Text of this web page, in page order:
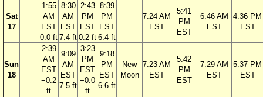
Sat
17
1:55
AM
EST
0.0 ft
8:30
AM
EST
7.4 ft
2:43
PM
EST
0.2 ft
8:39
PM
EST
6.4 ft
7:24 AM
EST
5:41
PM
EST
6:46 AM
EST
4:36 PM
EST
Sun
18
2:39
AM
EST
−0.2
ft
9:09
AM
EST
7.5 ft
3:23
PM
EST
−0.0
ft
9:18
PM
EST
6.6 ft
New
Moon
7:23 AM
EST
5:42
PM
EST
7:29 AM
EST
5:37 PM
EST